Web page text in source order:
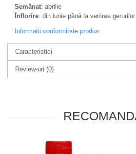
Semănat: aprilie
Înflorire: din iunie până la venirea gerurilor
Informatii conformitate produs
Caracteristici
Review-uri (0)